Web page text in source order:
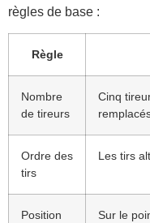
règles de base :
Règle
Nombre
de tireurs
Cinq
Ordre des
tirs
Les tirs
Position
Sur le